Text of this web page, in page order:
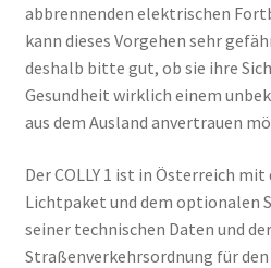
abbrennenden elektrischen
kann dieses Vorgehen sehr
deshalb bitte gut, ob sie ihre
Gesundheit wirklich einem
aus dem Ausland anvertrauen
Der COLLY 1 ist in Österreich
Lichtpaket und dem optionalen
seiner technischen Daten und
Straßenverkehrsordnung für